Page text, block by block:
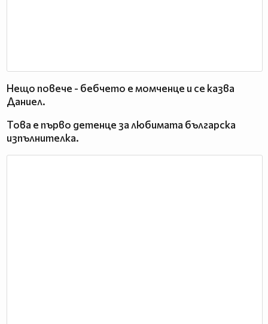
Нещо повече - бебчето е момченце и се казва
Даниел.
Това е първо детенце за любимата българска
изпълнителка.